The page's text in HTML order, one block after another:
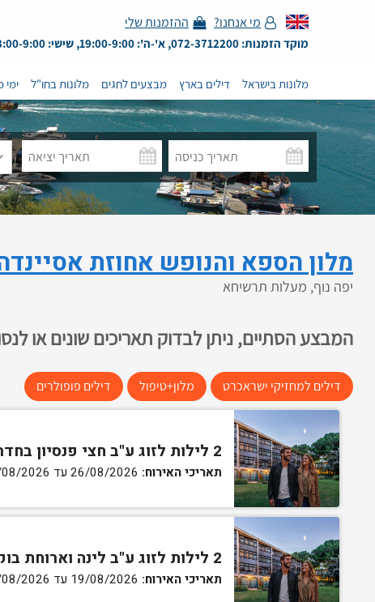
מי אנחנו? ההזמנות שלי
מוקד הזמנות: 072-3712200, א'-ה': 19:00-9:00, שישי: 13:00-9:00
מלונות בישראל דילים בארץ מבצעים לחגים מלונות בחו"ל ימי
מלון הספא והנופש אחוזת
יפה נוף, מעלות תרשיחא
המבצע הסתיים, ניתן לבדוק תאריכים שונים או
דילים למחזיקי ישראכרט מלון+טיפול דילים פופולרים
2 לילות לזוג ע"ב חצי פנסיון בחדר בלקוני
תאריכי האירוח:
2 לילות לזוג ע"ב לינה וארוחת בוקר בחדר בלקוני
תאריכי האירוח: